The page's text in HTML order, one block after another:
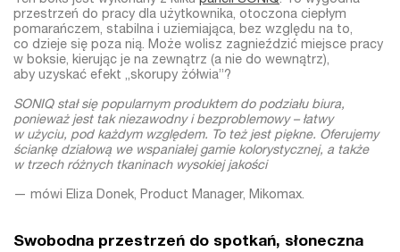
przestrzeń do pracy dla użytkownika, otoczona ciepłym
pomarańczem, stabilna i uziemiająca, bez względu na to,
co dzieje się poza nią. Może wolisz zagnieździć miejsce pracy
w boksie, kierując je na zewnątrz (a nie do wewnątrz),
aby uzyskać efekt „skorupy żółwia”?
SONIQ stał się popularnym produktem do podziału biura,
ponieważ jest tak niezawodny i bezproblemowy – łatwy
w użyciu, pod każdym względem. To też jest piękne. Oferujemy
ściankę działową we wspaniałej gamie kolorystycznej, a także
w trzech różnych tkaninach wysokiej jakości
— mówi Eliza Donek, Product Manager, Mikomax.
Swobodna przestrzeń do spotkań, słoneczna